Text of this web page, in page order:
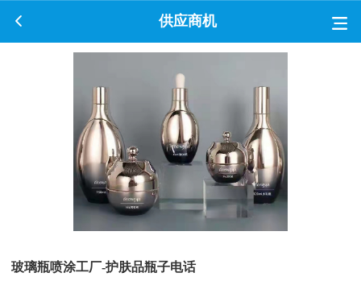
供应商机
玻璃瓶喷涂工厂-护肤品瓶子电话